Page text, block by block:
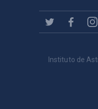
Instituto de